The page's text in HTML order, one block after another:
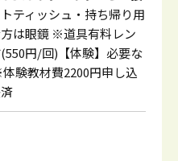
ティッシュ・持ち帰り用
は眼鏡 ※道具有料レン
円/回)【体験】必要な
験教材費2200円申し込